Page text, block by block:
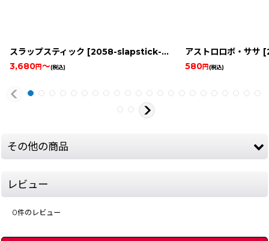
スラップスティック [2058-slapstick-snes ]
3,680円～(税込)
アストロロボ・ササ [
580円(税込)
その他の商品
レビュー
0件のレビュー